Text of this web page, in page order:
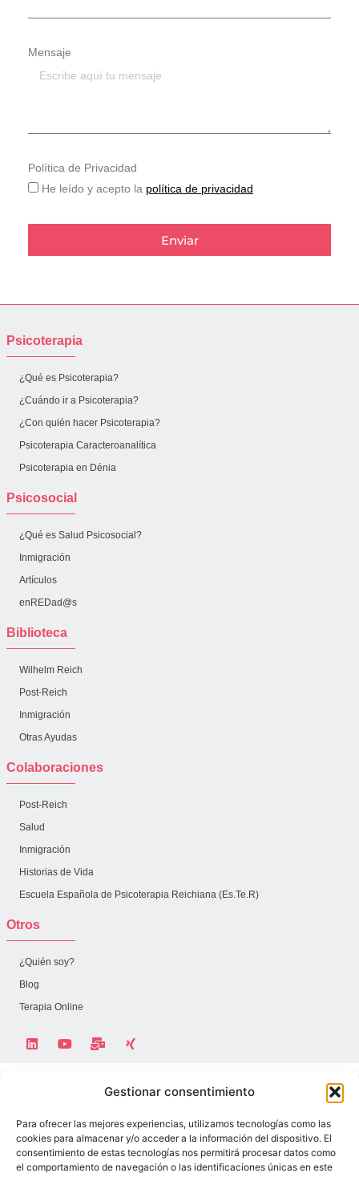
Gestionar consentimiento
Para ofrecer las mejores experiencias, utilizamos tecnologías como las
cookies para almacenar y/o acceder a la información del dispositivo. El
consentimiento de estas tecnologías nos permitirá procesar datos como
el comportamiento de navegación o las identificaciones únicas en este
Mensaje
Política de Privacidad
He leído y acepto la política de privacidad
Enviar
Psicoterapia
¿Qué es Psicoterapia?
¿Cuándo ir a Psicoterapia?
¿Con quién hacer Psicoterapia?
Psicoterapia Caracteroanalítica
Psicoterapia en Dénia
Psicosocial
¿Qué es Salud Psicosocial?
Inmigración
Artículos
enREDad@s
Biblioteca
Wilhelm Reich
Post-Reich
Inmigración
Otras Ayudas
Colaboraciones
Post-Reich
Salud
Inmigración
Historias de Vida
Escuela Española de Psicoterapia Reichiana (Es.Te.R)
Otros
¿Quién soy?
Blog
Terapia Online
Aviso Legal Política de Privacidad
Política de Cookies